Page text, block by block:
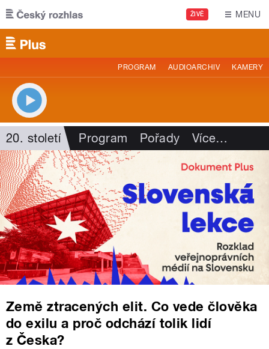
Přejít k hlavnímu obsahu
ŽIVĚ MENU
PROGRAM AUDIOARCHIV KAMERY
20. století Program Pořady Více…
Země ztracených elit. Co vede člověka
do exilu a proč odchází tolik lidí
z Česka?